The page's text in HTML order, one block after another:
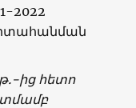
2022
ից հետո